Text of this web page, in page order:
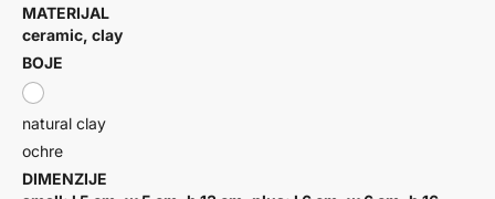
MATERIJAL
ceramic, clay
BOJE
natural clay
ochre
DIMENZIJE